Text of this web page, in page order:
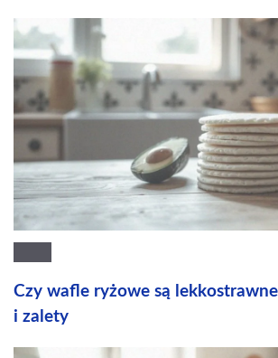
Czy wafle ryżowe są
i zalety